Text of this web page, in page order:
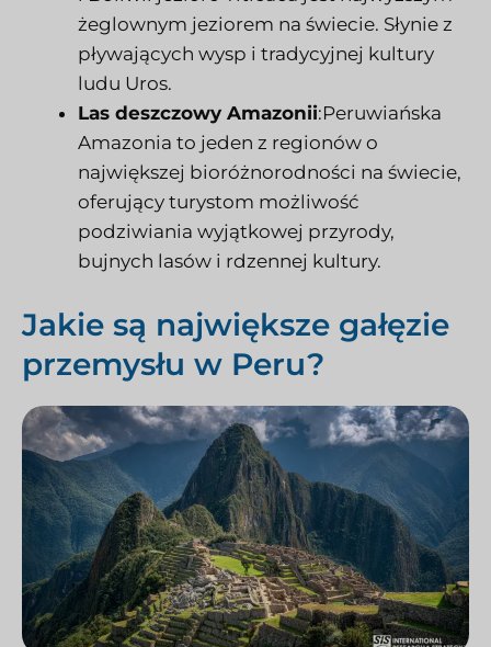
żeglownym jeziorem na świecie. Słynie z
pływających wysp i tradycyjnej kultury
ludu Uros.
Las deszczowy Amazonii:Peruwiańska
Amazonia to jeden z regionów o
największej bioróżnorodności na świecie,
oferujący turystom możliwość
podziwiania wyjątkowej przyrody,
bujnych lasów i rdzennej kultury.
Jakie są największe gałęzie
przemysłu w Peru?